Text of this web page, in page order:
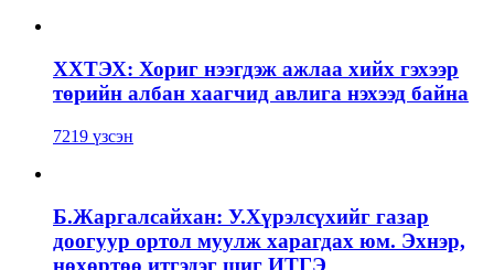
ХХТЭХ: Хориг нээгдэж ажлаа хийх гэхээр
төрийн албан хаагчид авлига нэхээд байна
7219 үзсэн
Б.Жаргалсайхан: У.Хүрэлсүхийг газар
доогуур ортол муулж харагдах юм. Эхнэр,
нөхөртөө итгэдэг шиг ИТГЭ